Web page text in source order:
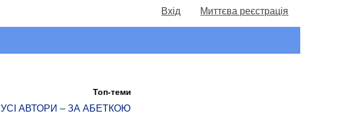
Вхід Миттєва реєстрація
Топ-теми
УСІ АВТОРИ – ЗА АБЕТКОЮ